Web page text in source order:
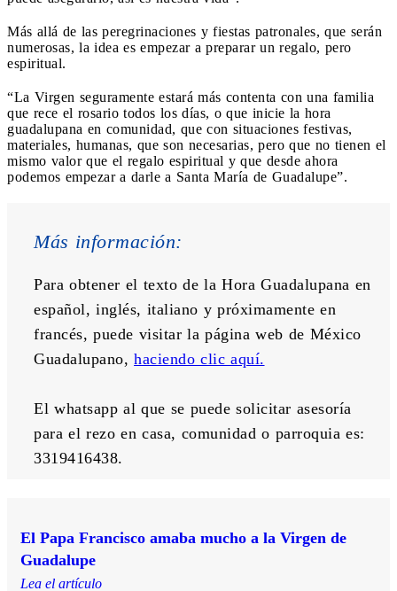
Más allá de las peregrinaciones y fiestas patronales, que serán
numerosas, la idea es empezar a preparar un regalo, pero
espiritual.
“La Virgen seguramente estará más contenta con una familia
que rece el rosario todos los días, o que inicie la hora
guadalupana en comunidad, que con situaciones festivas,
materiales, humanas, que son necesarias, pero que no tienen el
mismo valor que el regalo espiritual y que desde ahora
podemos empezar a darle a Santa María de Guadalupe”.
Más información:
Para obtener el texto de la Hora Guadalupana en
español, inglés, italiano y próximamente en
francés, puede visitar la página web de México
Guadalupano, haciendo clic aquí.
El whatsapp al que se puede solicitar asesoría
para el rezo en casa, comunidad o parroquia es:
3319416438.
El Papa Francisco amaba mucho a la Virgen de
Guadalupe
Lea el artículo